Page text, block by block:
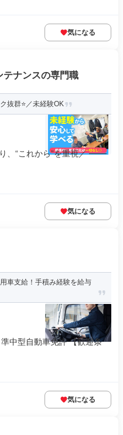
気になる
テナンスの専門職
抜群⭐／未経験OK
、“これから”を重視／ ───
気になる
車支給！手積み経験を給与
中型自動車免許 【歓迎条
気になる